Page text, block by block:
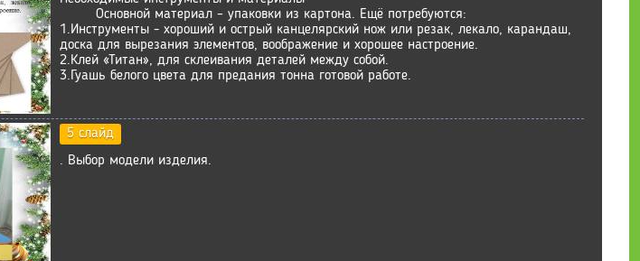
Основной материал – упаковки из картона. Ещё потребуются:
1.Инструменты - хороший и острый канцелярский нож или резак, лекало, карандаш,
доска для вырезания элементов, воображение и хорошее настроение.
2.Клей «Титан», для склеивания деталей между собой.
3.Гуашь белого цвета для предания тонна готовой работе.
5 слайд
. Выбор модели изделия.